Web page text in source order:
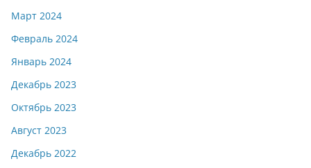
Март 2024
Февраль 2024
Январь 2024
Декабрь 2023
Октябрь 2023
Август 2023
Декабрь 2022